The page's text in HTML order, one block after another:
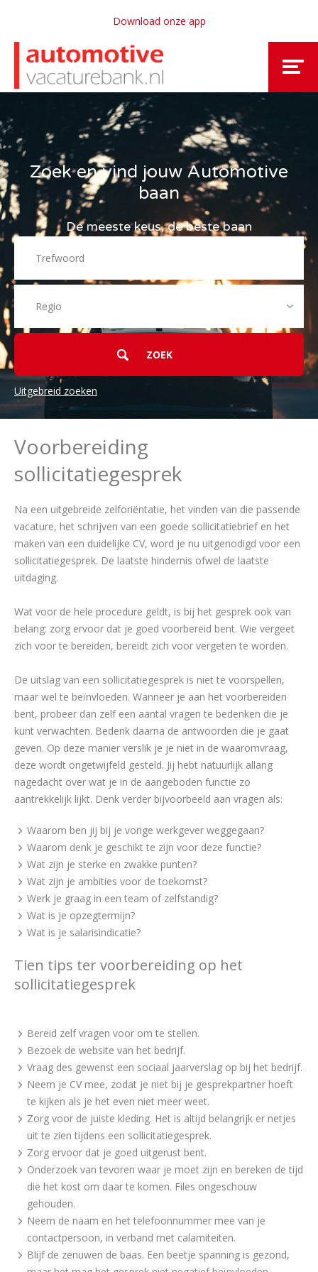
Download onze app
Zoek en vind jouw Automotive
baan
De meeste keus, de beste baan
Uitgebreid zoeken
Voorbereiding
sollicitatiegesprek
Na een uitgebreide zelforiëntatie, het vinden van die passende
vacature, het schrijven van een goede sollicitatiebrief en het
maken van een duidelijke CV, word je nu uitgenodigd voor een
sollicitatiegesprek. De laatste hindernis ofwel de laatste
uitdaging.
Wat voor de hele procedure geldt, is bij het gesprek ook van
belang: zorg ervoor dat je goed voorbereid bent. Wie vergeet
zich voor te bereiden, bereidt zich voor vergeten te worden.
De uitslag van een sollicitatiegesprek is niet te voorspellen,
maar wel te beïnvloeden. Wanneer je aan het voorbereiden
bent, probeer dan zelf een aantal vragen te bedenken die je
kunt verwachten. Bedenk daarna de antwoorden die je gaat
geven. Op deze manier verslik je je niet in de waaromvraag,
deze wordt ongetwijfeld gesteld. Jij hebt natuurlijk allang
nagedacht over wat je in de aangeboden functie zo
aantrekkelijk lijkt. Denk verder bijvoorbeeld aan vragen als:
Waarom ben jij bij je vorige werkgever weggegaan?
Waarom denk je geschikt te zijn voor deze functie?
Wat zijn je sterke en zwakke punten?
Wat zijn je ambities voor de toekomst?
Werk je graag in een team of zelfstandig?
Wat is je opzegtermijn?
Wat is je salarisindicatie?
Tien tips ter voorbereiding op het
sollicitatiegesprek
Bereid zelf vragen voor om te stellen.
Bezoek de website van het bedrijf.
Vraag des gewenst een sociaal jaarverslag op bij het bedrijf.
Neem je CV mee, zodat je niet bij je gesprekpartner hoeft
te kijken als je het even niet meer weet.
Zorg voor de juiste kleding. Het is altijd belangrijk er netjes
uit te zien tijdens een sollicitatiegesprek.
Zorg ervoor dat je goed uitgerust bent.
Onderzoek van tevoren waar je moet zijn en bereken de tijd
die het kost om daar te komen. Files ongeschouw
gehouden.
Neem de naam en het telefoonnummer mee van je
contactpersoon, in verband met calamiteiten.
Blijf de zenuwen de baas. Een beetje spanning is gezond,